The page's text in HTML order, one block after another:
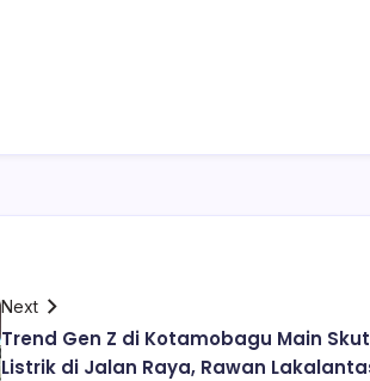
Next
Trend Gen Z di Kotamobagu Main
Listrik di Jalan Raya, Rawan